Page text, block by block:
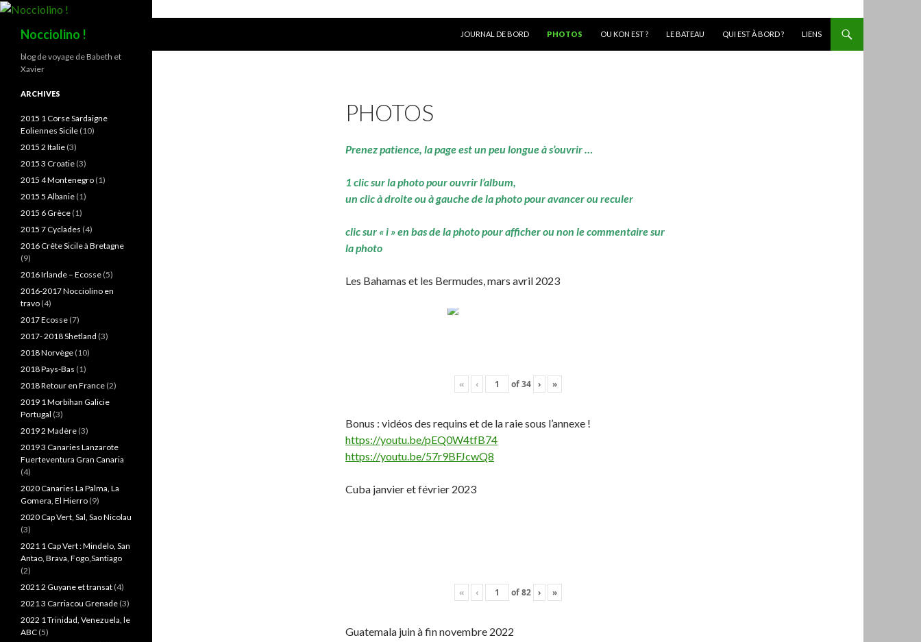
Nocciolino !
JOURNAL DE BORD
PHOTOS OU KON EST ? LE BATEAU QUI EST À BORD ? LIENS
PHOTOS
Prenez patience, la page est un peu longue à s’ouvrir …
1 clic sur la photo pour ouvrir l’album,
un clic à droite ou à gauche de la photo pour avancer ou reculer
clic sur « i » en bas de la photo pour afficher ou non le commentaire sur
la photo
Les Bahamas et les Bermudes, mars avril 2023
« ‹ of34 › »
Bonus : vidéos des requins et de la raie sous l’annexe !
https://youtu.be/pEQ0W4tfB74
https://youtu.be/57r9BFJcwQ8
Cuba janvier et février 2023
« ‹ of82 › »
Guatemala juin à fin novembre 2022
blog de voyage de Babeth et
Xavier
ARCHIVES
2015 1 Corse Sardaigne
Eoliennes Sicile (10)
2015 2 Italie (3)
2015 3 Croatie (3)
2015 4 Montenegro (1)
2015 5 Albanie (1)
2015 6 Grèce (1)
2015 7 Cyclades (4)
2016 Crête Sicile à Bretagne
(9)
2016 Irlande – Ecosse (5)
2016-2017 Nocciolino en
travo (4)
2017 Ecosse (7)
2017- 2018 Shetland (3)
2018 Norvège (10)
2018 Pays-Bas (1)
2018 Retour en France (2)
2019 1 Morbihan Galicie
Portugal (3)
2019 2 Madère (3)
2019 3 Canaries Lanzarote
Fuerteventura Gran Canaria
(4)
2020 Canaries La Palma, La
Gomera, El Hierro (9)
2020 Cap Vert, Sal, Sao Nicolau
(3)
2021 1 Cap Vert : Mindelo, San
Antao, Brava, Fogo,Santiago
(2)
2021 2 Guyane et transat (4)
2021 3 Carriacou Grenade (3)
2022 1 Trinidad, Venezuela, le
ABC (5)